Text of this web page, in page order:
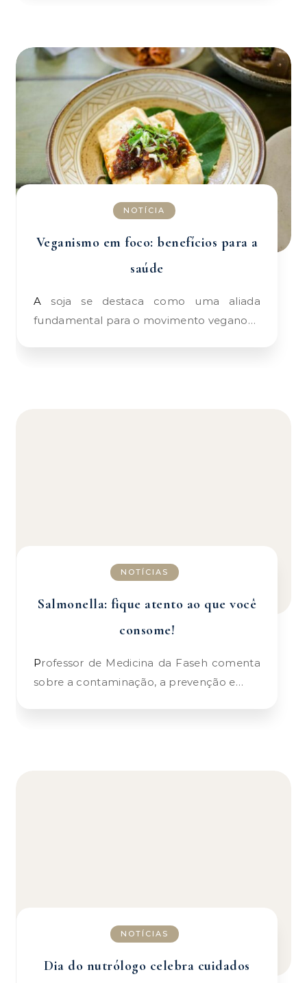
NOTÍCIA
Veganismo em foco: benefícios para a
saúde
A soja se destaca como uma aliada
fundamental para o movimento vegano…
NOTÍCIAS
Salmonella: fique atento ao que você
consome!
Professor de Medicina da Faseh comenta
sobre a contaminação, a prevenção e…
NOTÍCIAS
Dia do nutrólogo celebra cuidados